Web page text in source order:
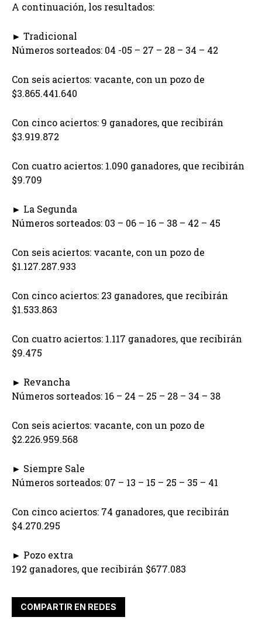
A continuación, los resultados:
► Tradicional
Números sorteados: 04 -05 – 27 – 28 – 34 – 42
Con seis aciertos: vacante, con un pozo de
$3.865.441.640
Con cinco aciertos: 9 ganadores, que recibirán
$3.919.872
Con cuatro aciertos: 1.090 ganadores, que recibirán
$9.709
► La Segunda
Números sorteados: 03 – 06 – 16 – 38 – 42 – 45
Con seis aciertos: vacante, con un pozo de
$1.127.287.933
Con cinco aciertos: 23 ganadores, que recibirán
$1.533.863
Con cuatro aciertos: 1.117 ganadores, que recibirán
$9.475
► Revancha
Números sorteados: 16 – 24 – 25 – 28 – 34 – 38
Con seis aciertos: vacante, con un pozo de
$2.226.959.568
► Siempre Sale
Números sorteados: 07 – 13 – 15 – 25 – 35 – 41
Con cinco aciertos: 74 ganadores, que recibirán
$4.270.295
► Pozo extra
192 ganadores, que recibirán $677.083
COMPARTIR EN REDES